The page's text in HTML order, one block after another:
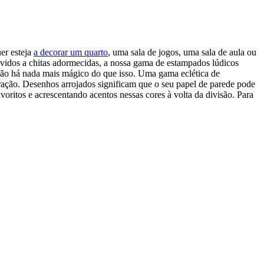
esteja a decorar um quarto, uma sala de jogos, uma sala de aula ou
a chitas adormecidas, a nossa gama de estampados lúdicos
há nada mais mágico do que isso. Uma gama eclética de
Desenhos arrojados significam que o seu papel de parede pode
e acrescentando acentos nessas cores à volta da divisão. Para